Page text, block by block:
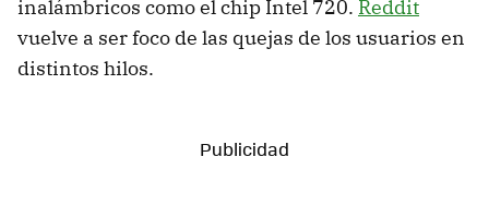
inalámbricos como el chip Intel 720. Reddit
vuelve a ser foco de las quejas de los usuarios en
distintos hilos.